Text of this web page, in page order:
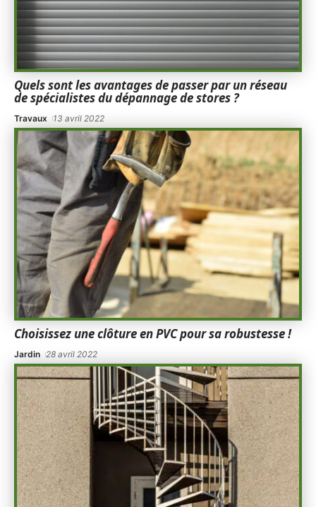
Quels sont les avantages de passer par un réseau
de spécialistes du dépannage de stores ?
Travaux 13 avril 2022
Choisissez une clôture en PVC pour sa robustesse !
Jardin 28 avril 2022